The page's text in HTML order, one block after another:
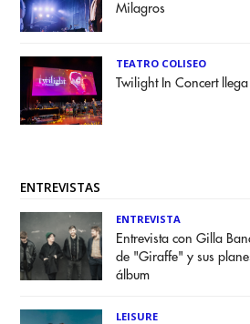
Milagros
TEATRO COLISEO
Twilight In Concert
ENTREVISTAS
ENTREVISTA
Entrevista con Gilla
de "Giraffe" y sus
álbum
LEISURE